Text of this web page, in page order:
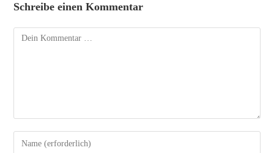
Schreibe einen Kommentar
Kommentar
Gib